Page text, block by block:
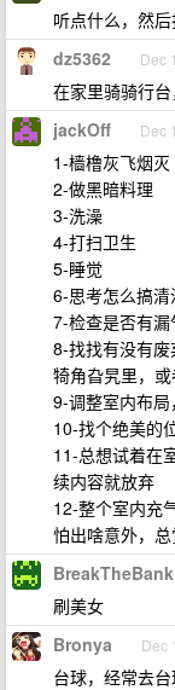
听点什么，然后
dz5362 Dec
在家里骑骑行
jackOff Dec
1-樯橹灰飞烟灭
2-做黑暗料理
3-洗澡
4-打扫卫生
5-睡觉
6-思考怎么搞
7-检查是否有
8-找找有没有
犄角旮旯里，
9-调整室内布
10-找个绝美的
11-总想试着在
续内容就放弃
12-整个室内充
怕出啥意外，
BreakTheBank
刷美女
Bronya Dec
台球，经常去